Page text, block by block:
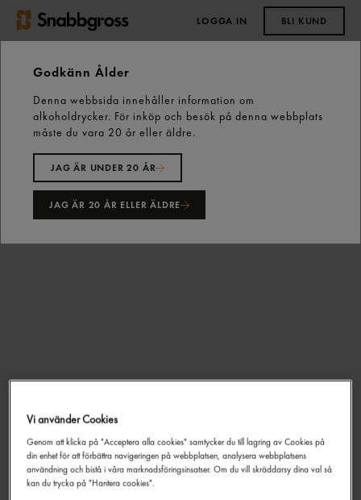
LOGGA IN BLI KUND
Start Vårt sortiment
Skafferiet
Ketchup, Senap & Rostad Lök
Ketchup
Tomatketchup Portion
Hellmann's198p
EAN:
Godkänn Ålder
Denna webbsida innehåller information om
alkoholdrycker. För inköp och besök på denna webbplats
måste du vara 20 år eller äldre.
JAG ÄR UNDER 20 ÅR
JAG ÄR 20 ÅR ELLER ÄLDRE
Vi använder Cookies
Genom att klicka på "Acceptera alla cookies" samtycker du till lagring av Cookies på
din enhet för att förbättra navigeringen på webbplatsen, analysera webbplatsens
användning och bistå i våra marknadsföringsinsatser. Om du vill skräddarsy dina val så
kan du trycka på "Hantera cookies".